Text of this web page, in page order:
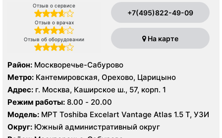
Отзыв о сервисе
Отзыв о врачах
Отзыв об оборудовании
+7(495)822-49-09
На карте
Район: Москворечье-Сабурово
Метро: Кантемировская, Орехово, Царицыно
Адрес: г. Москва, Каширское ш., 57, корп. 1
Режим работы: 8.00 - 20.00
Модель: МРТ Toshiba Excelart Vantage Atlas 1.5 Т, УЗИ
Округ: Южный административный округ